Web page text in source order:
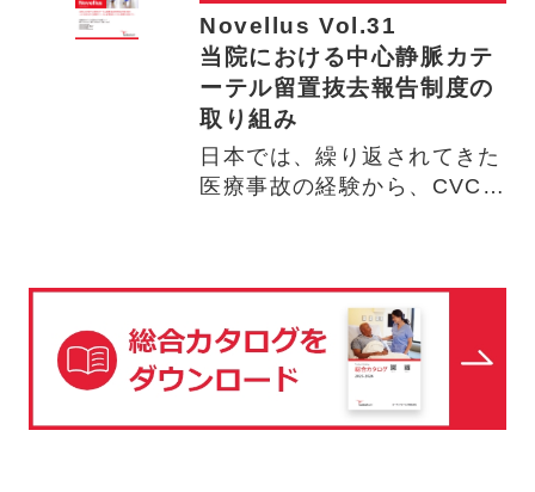
Novellus Vol.31
当院における中心静脈カテ
ーテル留置抜去報告制度の
取り組み
日本では、繰り返されてきた
医療事故の経験から、CVC留